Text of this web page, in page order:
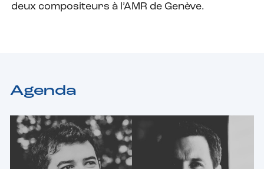
deux compositeurs à l’AMR de Genève.
Agenda